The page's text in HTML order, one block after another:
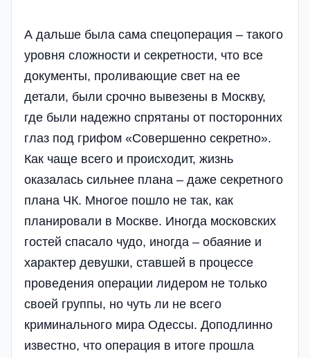
А дальше была сама спецоперация – такого
уровня сложности и секретности, что все
документы, проливающие свет на ее
детали, были срочно вывезены в Москву,
где были надежно спрятаны от посторонних
глаз под грифом «Совершенно секретно».
Как чаще всего и происходит, жизнь
оказалась сильнее плана – даже секретного
плана ЧК. Многое пошло не так, как
планировали в Москве. Иногда московских
гостей спасало чудо, иногда – обаяние и
характер девушки, ставшей в процессе
проведения операции лидером не только
своей группы, но чуть ли не всего
криминального мира Одессы. Доподлинно
известно, что операция в итоге прошла